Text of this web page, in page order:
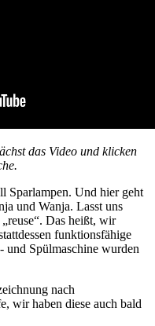
das Video und klicken
Sparlampen. Und hier geht
und Wanja. Lasst uns
Das heißt, wir
funktionsfähige
und Spülmaschine wurden
nach
wir haben diese auch bald